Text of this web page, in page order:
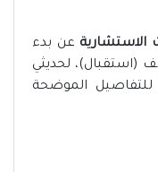
الاستشارية عن بدء
(استقبال)، لحديثي
للتفاصيل الموضحة